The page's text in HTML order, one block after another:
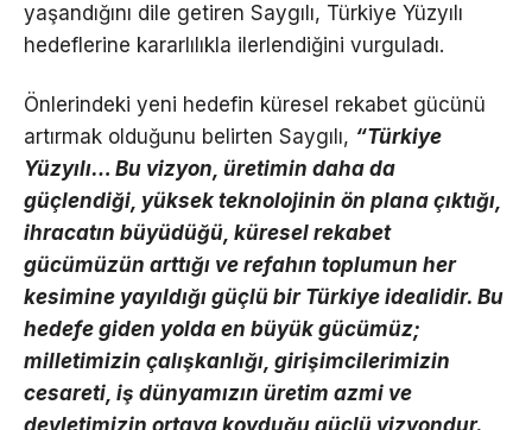
yaşandığını dile getiren Saygılı, Türkiye Yüzyılı
hedeflerine kararlılıkla ilerlendiğini vurguladı.
Önlerindeki yeni hedefin küresel rekabet gücünü
artırmak olduğunu belirten Saygılı, “Türkiye
Yüzyılı… Bu vizyon, üretimin daha da
güçlendiği, yüksek teknolojinin ön plana çıktığı,
ihracatın büyüdüğü, küresel rekabet
gücümüzün arttığı ve refahın toplumun her
kesimine yayıldığı güçlü bir Türkiye idealidir. Bu
hedefe giden yolda en büyük gücümüz;
milletimizin çalışkanlığı, girişimcilerimizin
cesareti, iş dünyamızın üretim azmi ve
devletimizin ortaya koyduğu güçlü vizyondur.